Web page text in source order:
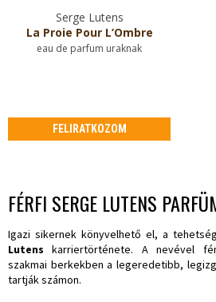
Serge Lutens
La Proie Pour L’Ombre
eau de parfum uraknak
FELIRATKOZOM
FÉRFI SERGE LUTENS
Igazi sikernek könyvelhető el, a
Lutens karriertörténete. A nevével
szakmai berkekben a legeredetibb,
tartják számon.